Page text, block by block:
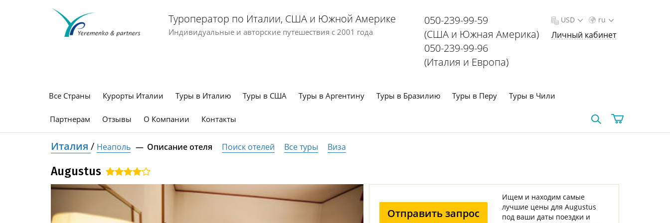
Туроператор по Италии, США и Южной Америке
Индивидуальные и авторские путешествия с 2001 года
050-239-99-59
(США и Южная Америка)
050-239-99-96
(Италия и Европа)
ru
USD
Личный кабинет
Все Страны Курорты Италии Туры в Италию Туры в США Туры в Аргентину Туры в Бразилию Туры в Перу Туры в Чили
Партнерам Отзывы О Компании Контакты
Италия / Неаполь Описание отеля Поиск отелей Все туры Виза
Augustus
Отправить запрос
Ищем и находим самые
лучшие цены для Augustus
под ваши даты поездки и